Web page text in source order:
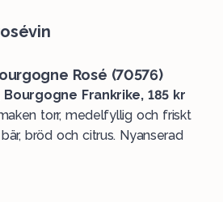
Rosé (70576)
Frankrike, 185 kr
torr, medelfyllig och friskt
bröd och citrus. Nyanserad